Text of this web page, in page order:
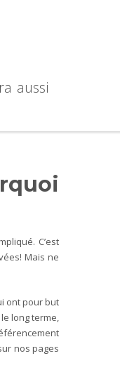
aussi
C’est
Mais ne
ont pour but
long terme,
nos pages